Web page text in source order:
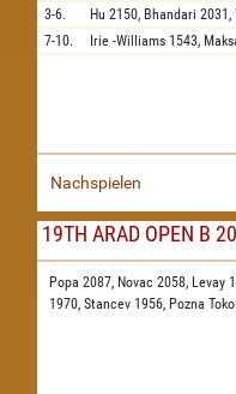
3-6.
Hu 2150, Bhandari 2031,
7-10.
Irie -Williams 1543,
Nachspielen
19TH ARAD OPEN B
Popa 2087, Novac 2058, Levay
1970, Stancev 1956, Pozna